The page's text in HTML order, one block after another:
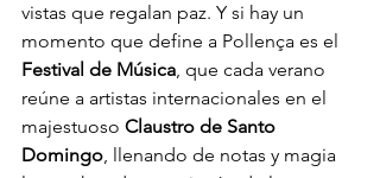
vistas que regalan paz. Y si hay un
momento que define a Pollença es el
Festival de Música, que cada verano
reúne a artistas internacionales en el
majestuoso Claustro de Santo
Domingo, llenando de notas y magia